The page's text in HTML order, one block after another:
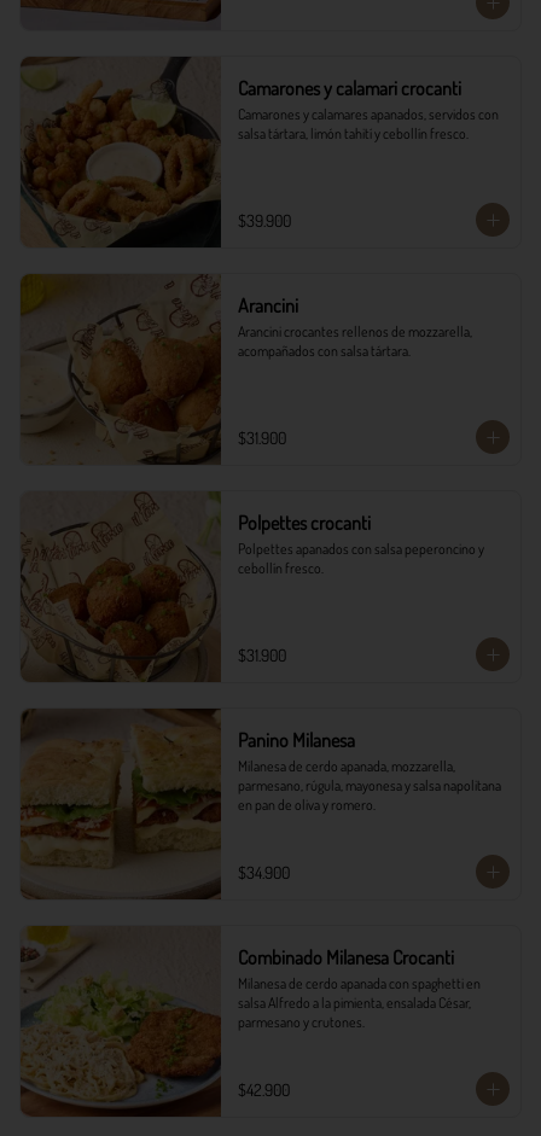
Camarones y calamari crocanti
Camarones y calamares apanados, servidos con
salsa tártara, limón tahití y cebollín fresco.
$39.900
Arancini
Arancini crocantes rellenos de mozzarella,
acompañados con salsa tártara.
$31.900
Polpettes crocanti
Polpettes apanados con salsa peperoncino y
cebollín fresco.
$31.900
Panino Milanesa
Milanesa de cerdo apanada, mozzarella,
parmesano, rúgula, mayonesa y salsa napolitana
en pan de oliva y romero.
$34.900
Combinado Milanesa Crocanti
Milanesa de cerdo apanada con spaghetti en
salsa Alfredo a la pimienta, ensalada César,
parmesano y crutones.
$42.900